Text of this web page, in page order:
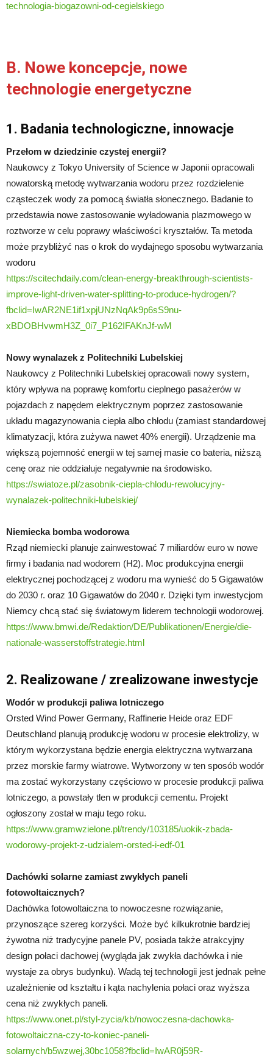
technologia-biogazowni-od-cegielskiego
B. Nowe koncepcje, nowe
technologie energetyczne
1. Badania technologiczne, innowacje
Przełom w dziedzinie czystej energii?
Naukowcy z Tokyo University of Science w Japonii opracowali
nowatorską metodę wytwarzania wodoru przez rozdzielenie
cząsteczek wody za pomocą światła słonecznego. Badanie to
przedstawia nowe zastosowanie wyładowania plazmowego w
roztworze w celu poprawy właściwości kryształów. Ta metoda
może przybliżyć nas o krok do wydajnego sposobu wytwarzania
wodoru
https://scitechdaily.com/clean-energy-breakthrough-scientists-
improve-light-driven-water-splitting-to-produce-hydrogen/?
fbclid=IwAR2NE1if1xpjUNzNqAk9p6sS9nu-
xBDOBHvwmH3Z_0i7_P162IFAKnJf-wM
Nowy wynalazek z Politechniki Lubelskiej
Naukowcy z Politechniki Lubelskiej opracowali nowy system,
który wpływa na poprawę komfortu cieplnego pasażerów w
pojazdach z napędem elektrycznym poprzez zastosowanie
układu magazynowania ciepła albo chłodu (zamiast standardowej
klimatyzacji, która zużywa nawet 40% energii). Urządzenie ma
większą pojemność energii w tej samej masie co bateria, niższą
cenę oraz nie oddziałuje negatywnie na środowisko.
https://swiatoze.pl/zasobnik-ciepla-chlodu-rewolucyjny-
wynalazek-politechniki-lubelskiej/
Niemiecka bomba wodorowa
Rząd niemiecki planuje zainwestować 7 miliardów euro w nowe
firmy i badania nad wodorem (H2). Moc produkcyjna energii
elektrycznej pochodzącej z wodoru ma wynieść do 5 Gigawatów
do 2030 r. oraz 10 Gigawatów do 2040 r. Dzięki tym inwestycjom
Niemcy chcą stać się światowym liderem technologii wodorowej.
https://www.bmwi.de/Redaktion/DE/Publikationen/Energie/die-
nationale-wasserstoffstrategie.html
2. Realizowane / zrealizowane inwestycje
Wodór w produkcji paliwa lotniczego
Orsted Wind Power Germany, Raffinerie Heide oraz EDF
Deutschland planują produkcję wodoru w procesie elektrolizy, w
którym wykorzystana będzie energia elektryczna wytwarzana
przez morskie farmy wiatrowe. Wytworzony w ten sposób wodór
ma zostać wykorzystany częściowo w procesie produkcji paliwa
lotniczego, a powstały tlen w produkcji cementu. Projekt
ogłoszony został w maju tego roku.
https://www.gramwzielone.pl/trendy/103185/uokik-zbada-
wodorowy-projekt-z-udzialem-orsted-i-edf-01
Dachówki solarne zamiast zwykłych paneli
fotowoltaicznych?
Dachówka fotowoltaiczna to nowoczesne rozwiązanie,
przynoszące szereg korzyści. Może być kilkukrotnie bardziej
żywotna niż tradycyjne panele PV, posiada także atrakcyjny
design połaci dachowej (wygląda jak zwykła dachówka i nie
wystaje za obrys budynku). Wadą tej technologii jest jednak pełne
uzależnienie od kształtu i kąta nachylenia połaci oraz wyższa
cena niż zwykłych paneli.
https://www.onet.pl/styl-zycia/kb/nowoczesna-dachowka-
fotowoltaiczna-czy-to-koniec-paneli-
solarnych/b5wzwej,30bc1058?fbclid=IwAR0j59R-